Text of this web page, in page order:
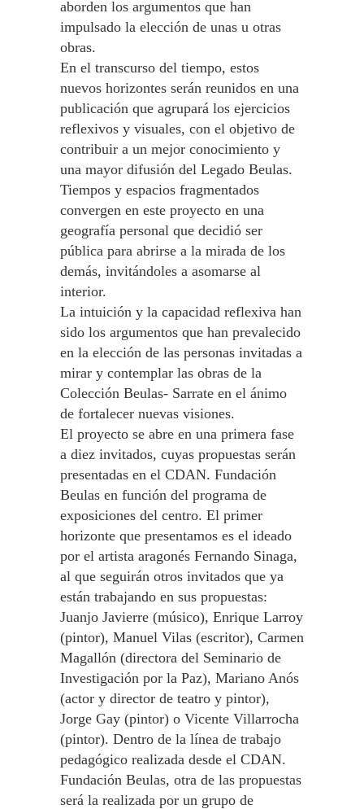
aborden los argumentos que han
impulsado la elección de unas u otras
obras.
En el transcurso del tiempo, estos
nuevos horizontes serán reunidos en una
publicación que agrupará los ejercicios
reflexivos y visuales, con el objetivo de
contribuir a un mejor conocimiento y
una mayor difusión del Legado Beulas.
Tiempos y espacios fragmentados
convergen en este proyecto en una
geografía personal que decidió ser
pública para abrirse a la mirada de los
demás, invitándoles a asomarse al
interior.
La intuición y la capacidad reflexiva han
sido los argumentos que han prevalecido
en la elección de las personas invitadas a
mirar y contemplar las obras de la
Colección Beulas- Sarrate en el ánimo
de fortalecer nuevas visiones.
El proyecto se abre en una primera fase
a diez invitados, cuyas propuestas serán
presentadas en el CDAN. Fundación
Beulas en función del programa de
exposiciones del centro. El primer
horizonte que presentamos es el ideado
por el artista aragonés Fernando Sinaga,
al que seguirán otros invitados que ya
están trabajando en sus propuestas:
Juanjo Javierre (músico), Enrique Larroy
(pintor), Manuel Vilas (escritor), Carmen
Magallón (directora del Seminario de
Investigación por la Paz), Mariano Anós
(actor y director de teatro y pintor),
Jorge Gay (pintor) o Vicente Villarrocha
(pintor). Dentro de la línea de trabajo
pedagógico realizada desde el CDAN.
Fundación Beulas, otra de las propuestas
será la realizada por un grupo de